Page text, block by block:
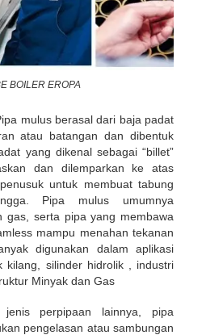
BOILER EROPA
mulusberasal dari baja padat
atau batangan dan dibentuk
yang dikenal sebagai “billet”
dan dilemparkan ke atas
untuk membuat tabung
Pipa mulus umumnya
gas, serta pipa yang membawa
mampu menahan tekanan
digunakan dalam aplikasi
kilang, silinder hidrolik , industri
Minyak dan Gas
jenis perpipaan lainnya, pipa
pengelasan atau sambungan